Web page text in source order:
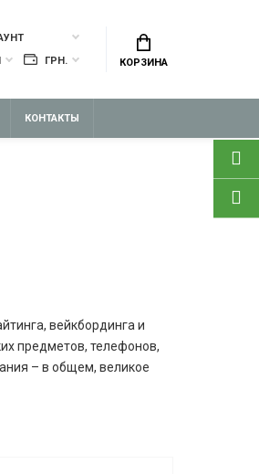
ГРН. КОРЗИНА
КОНТАКТЫ
вейкбординга и
предметов, телефонов,
– в общем, великое